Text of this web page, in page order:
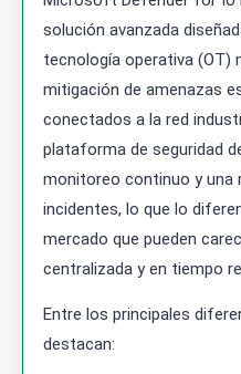
solución avanzada
tecnología operativa (OT)
mitigación de amenazas
conectados a la red
plataforma de seguridad
monitoreo continuo y una
incidentes, lo que lo
mercado que pueden
centralizada y en tiempo
Entre los principales
destacan: